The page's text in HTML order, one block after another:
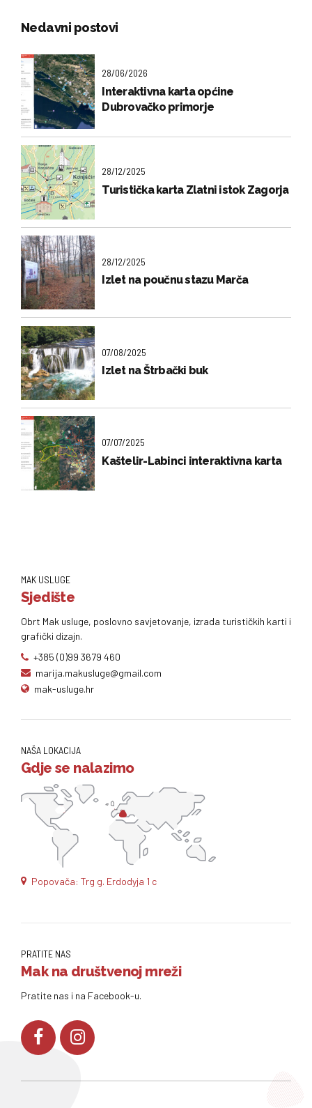
Nedavni postovi
28/06/2026
Interaktivna karta općine
Dubrovačko primorje
28/12/2025
Turistička karta Zlatni istok Zagorja
28/12/2025
Izlet na poučnu stazu Marča
07/08/2025
Izlet na Štrbački buk
07/07/2025
Kaštelir-Labinci interaktivna karta
MAK USLUGE
Sjedište
Obrt Mak usluge, poslovno savjetovanje, izrada turističkih karti i
grafički dizajn.
+385 (0)99 3679 460
marija.makusluge@gmail.com
mak-usluge.hr
NAŠA LOKACIJA
Gdje se nalazimo
Popovača: Trg g. Erdodyja 1 c
PRATITE NAS
Mak na društvenoj mreži
Pratite nas i na Facebook-u.